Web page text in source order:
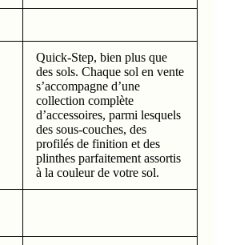
Quick-Step, bien plus que
des sols. Chaque sol en vente
s’accompagne d’une
collection complète
d’accessoires, parmi lesquels
des sous-couches, des
profilés de finition et des
plinthes parfaitement assortis
à la couleur de votre sol.